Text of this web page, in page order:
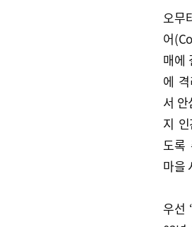
오무
어
매에
에
서
지
도록
마을
우선